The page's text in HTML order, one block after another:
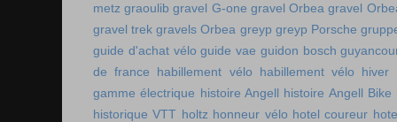
metz graoulib gravel G-one gravel Orbea gravel
gravel trek gravels Orbea greyp greyp Porsche
guide d'achat vélo guide vae guidon bosch
de france
habillement vélo habillement vélo hiver
gamme électrique histoire Angell histoire Angell Bike
historique VTT holtz honneur vélo hotel coureur